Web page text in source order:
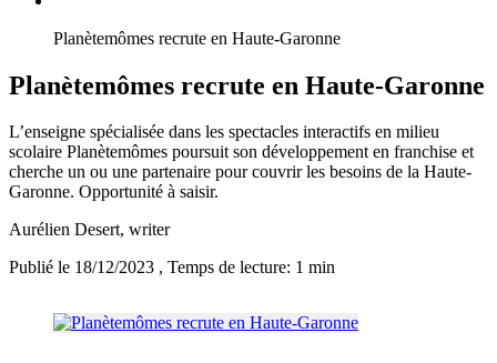
Planètemômes recrute en Haute-Garonne
Planètemômes recrute en Haute-Garonne
L’enseigne spécialisée dans les spectacles interactifs en milieu
scolaire Planètemômes poursuit son développement en franchise et
cherche un ou une partenaire pour couvrir les besoins de la Haute-
Garonne. Opportunité à saisir.
Aurélien Desert, writer
Publié le 18/12/2023 , Temps de lecture: 1 min